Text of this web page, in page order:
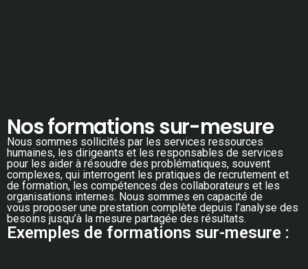
Nos formations sur-mesure
Nous sommes sollicités par les services ressources
humaines, les dirigeants et les responsables de services
pour les aider à résoudre des problématiques, souvent
complexes, qui interrogent les pratiques de recrutement et
de formation, les compétences des collaborateurs et les
organisations internes. Nous sommes en capacité de
vous proposer une prestation complète depuis l’analyse des
besoins jusqu’à la mesure partagée des résultats.
Exemples de formations sur-mesure :